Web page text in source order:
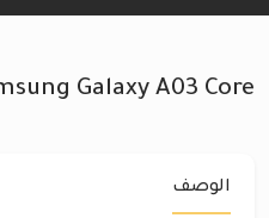
Galaxy A03 Core
الوصف